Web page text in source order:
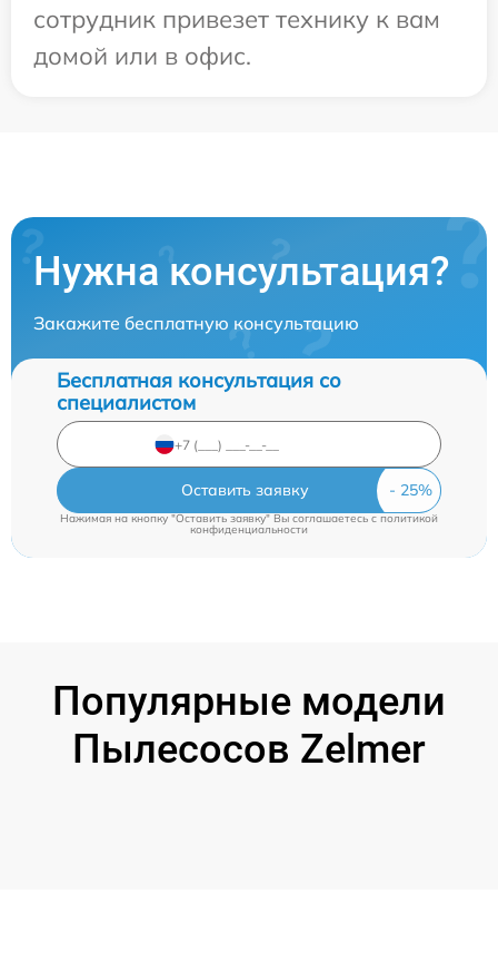
сотрудник привезет технику к вам
домой или в офис.
Нужна консультация?
Закажите бесплатную консультацию
Бесплатная консультация со
специалистом
Оставить заявку
Нажимая на кнопку "Оставить заявку" Вы соглашаетесь c политикой
конфиденциальности
Популярные модели
Пылесосов Zelmer